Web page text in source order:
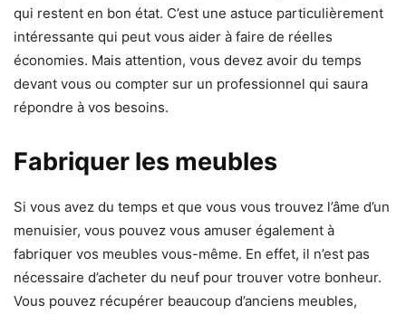
qui restent en bon état. C’est une astuce particulièrement
intéressante qui peut vous aider à faire de réelles
économies. Mais attention, vous devez avoir du temps
devant vous ou compter sur un professionnel qui saura
répondre à vos besoins.
Fabriquer les meubles
Si vous avez du temps et que vous vous trouvez l’âme d’un
menuisier, vous pouvez vous amuser également à
fabriquer vos meubles vous-même. En effet, il n’est pas
nécessaire d’acheter du neuf pour trouver votre bonheur.
Vous pouvez récupérer beaucoup d’anciens meubles,